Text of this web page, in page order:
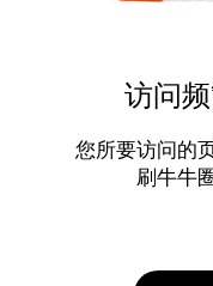
访问
您所要访问的
刷牛牛